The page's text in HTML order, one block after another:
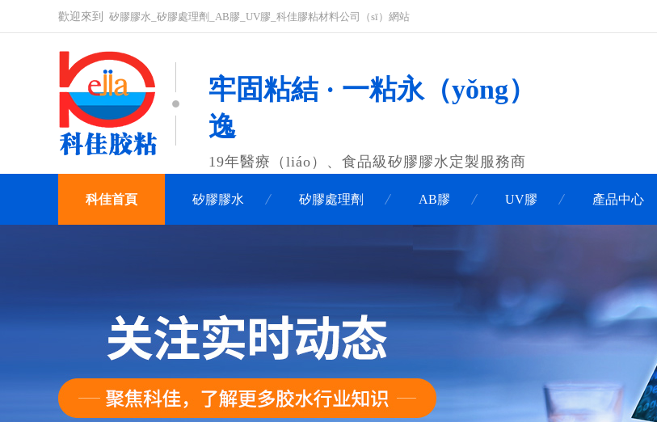
歡迎來到 矽膠膠水_矽膠處理劑_AB膠_UV膠_科佳膠粘材料公司（sī）網站
牢固粘結 · 一粘永（yǒng）
逸
19年醫療（liáo）、食品級矽膠膠水定製服務商
科佳首頁 矽膠膠水 矽膠處理劑 AB膠 UV膠 產品中心